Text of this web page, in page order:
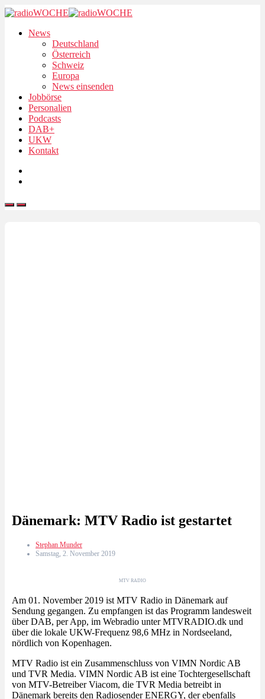
News
Deutschland
Österreich
Schweiz
Europa
News einsenden
Jobbörse
Personalien
Podcasts
DAB+
UKW
Kontakt
Dänemark: MTV Radio ist gestartet
Stephan Munder
Samstag, 2. November 2019
MTV RADIO
Am 01. November 2019 ist MTV Radio in Dänemark auf
Sendung gegangen. Zu empfangen ist das Programm landesweit
über DAB, per App, im Webradio unter MTVRADIO.dk und
über die lokale UKW-Frequenz 98,6 MHz in Nordseeland,
nördlich von Kopenhagen.
MTV Radio ist ein Zusammenschluss von VIMN Nordic AB
und TVR Media. VIMN Nordic AB ist eine Tochtergesellschaft
von MTV-Betreiber Viacom, die TVR Media betreibt in
Dänemark bereits den Radiosender ENERGY, der ebenfalls